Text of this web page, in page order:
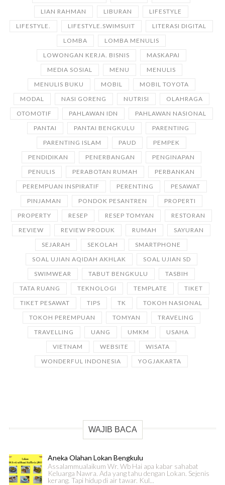
LIAN RAHMAN
LIBURAN
LIFESTYLE
LIFESTYLE.
LIFESTYLE.SWIMSUIT
LITERASI DIGITAL
LOMBA
LOMBA MENULIS
LOWONGAN KERJA. BISNIS
MASKAPAI
MEDIA SOSIAL
MENU
MENULIS
MENULIS BUKU
MOBIL
MOBIL TOYOTA
MODAL
NASI GORENG NUTRISI
OLAHRAGA
OTOMOTIF
PAHLAWAN IDN
PAHLAWAN NASIONAL
PANTAI
PANTAI BENGKULU
PARENTING
PARENTING ISLAM
PAUD
PEMPEK
PENDIDIKAN
PENERBANGAN
PENGINAPAN
PENULIS
PERABOTAN RUMAH
PERBANKAN
PEREMPUAN INSPIRATIF
PERENTING
PESAWAT
PINJAMAN
PONDOK PESANTREN
PROPERTI
PROPERTY
RESEP RESEP TOMYAN
RESTORAN
REVIEW
REVIEW PRODUK RUMAH
SAYURAN
SEJARAH
SEKOLAH
SMARTPHONE
SOAL UJIAN AQIDAH AKHLAK
SOAL UJIAN SD
SWIMWEAR
TABUT BENGKULU
TASBIH
TATA RUANG
TEKNOLOGI TEMPLATE
TIKET
TIKET PESAWAT
TIPS TK
TOKOH NASIONAL
TOKOH PEREMPUAN
TOMYAN
TRAVELING
TRAVELLING
UANG UMKM
USAHA
VIETNAM
WEBSITE
WISATA
WONDERFUL INDONESIA
YOGJAKARTA
WAJIB BACA
Aneka Olahan Lokan Bengkulu
Assalammualaikum Wr. Wb Hai apa kabar sahabat
Keluarga Nawra. Ada yang tahu dengan Lokan. Sejenis
kerang. Tapi hidup di air tawar. Kul...